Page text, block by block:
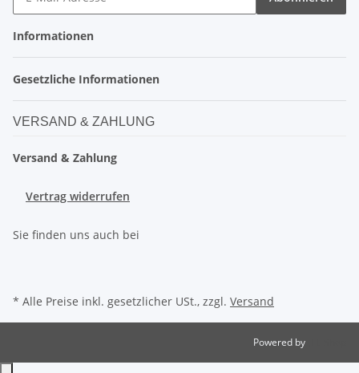
Informationen
Gesetzliche Informationen
VERSAND & ZAHLUNG
Versand & Zahlung
Vertrag widerrufen
Sie finden uns auch bei
* Alle Preise inkl. gesetzlicher USt., zzgl. Versand
Powered by